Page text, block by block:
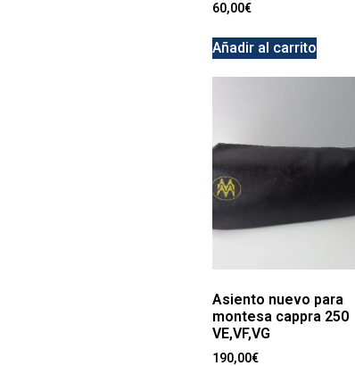
60,00€
Añadir al carrito
Asiento nuevo para
montesa cappra 250
VE,VF,VG
190,00€